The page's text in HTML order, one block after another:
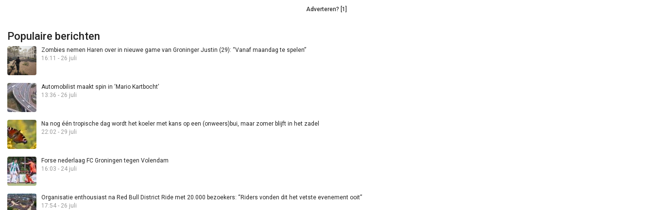
Adverteren? [1]
Populaire berichten
Zombies nemen Haren over in nieuwe game van Groninger Justin (29): “Vanaf maandag te spelen”
16:11 - 26 juli
Automobilist maakt spin in ‘Mario Kartbocht’
13:36 - 26 juli
Na nog één tropische dag wordt het koeler met kans op een (onweers)bui, maar zomer blijft in het zadel
22:02 - 29 juli
Forse nederlaag FC Groningen tegen Volendam
16:03 - 24 juli
Organisatie enthousiast na Red Bull District Ride met 20.000 bezoekers: “Riders vonden dit het vetste evenement ooit”
17:54 - 26 juli